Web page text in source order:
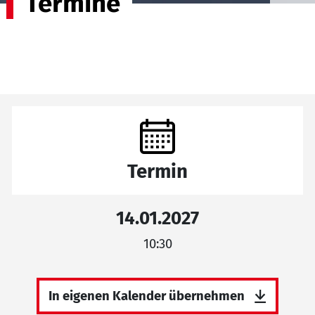
Termin
14.01.2027
10:30
In eigenen Kalender übernehmen